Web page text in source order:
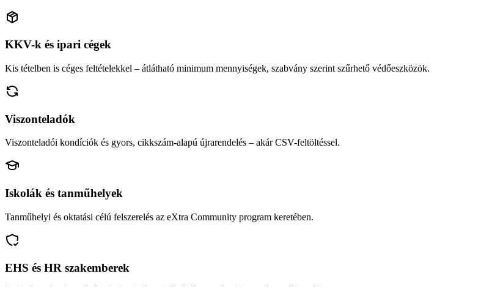
KKV-k és ipari cégek
Kis tételben is céges feltételekkel – átlátható minimum mennyiségek, szabvány szerint szűrhető védőeszközök.
Viszonteladók
Viszonteladói kondíciók és gyors, cikkszám-alapú újrarendelés – akár CSV-feltöltéssel.
Iskolák és tanműhelyek
Tanműhelyi és oktatási célú felszerelés az eXtra Community program keretében.
EHS és HR szakemberek